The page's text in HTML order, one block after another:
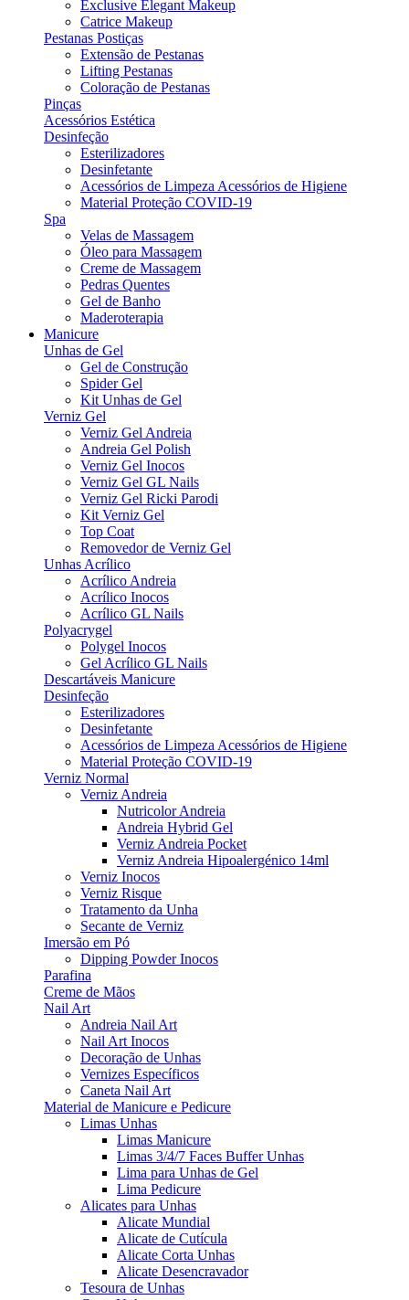
Exclusive Elegant Makeup
Catrice Makeup
Pestanas Postiças
Extensão de Pestanas
Lifting Pestanas
Coloração de Pestanas
Pinças
Acessórios Estética
Desinfeção
Esterilizadores
Desinfetante
Acessórios de Limpeza Acessórios de Higiene
Material Proteção COVID-19
Spa
Velas de Massagem
Óleo para Massagem
Creme de Massagem
Pedras Quentes
Gel de Banho
Maderoterapia
Manicure
Unhas de Gel
Gel de Construção
Spider Gel
Kit Unhas de Gel
Verniz Gel
Verniz Gel Andreia
Andreia Gel Polish
Verniz Gel Inocos
Verniz Gel GL Nails
Verniz Gel Ricki Parodi
Kit Verniz Gel
Top Coat
Removedor de Verniz Gel
Unhas Acrílico
Acrílico Andreia
Acrílico Inocos
Acrílico GL Nails
Polyacrygel
Polygel Inocos
Gel Acrílico GL Nails
Descartáveis Manicure
Desinfeção
Esterilizadores
Desinfetante
Acessórios de Limpeza Acessórios de Higiene
Material Proteção COVID-19
Verniz Normal
Verniz Andreia
Nutricolor Andreia
Andreia Hybrid Gel
Verniz Andreia Pocket
Verniz Andreia Hipoalergénico 14ml
Verniz Inocos
Verniz Risque
Tratamento da Unha
Secante de Verniz
Imersão em Pó
Dipping Powder Inocos
Parafina
Creme de Mãos
Nail Art
Andreia Nail Art
Nail Art Inocos
Decoração de Unhas
Vernizes Específicos
Caneta Nail Art
Material de Manicure e Pedicure
Limas Unhas
Limas Manicure
Limas 3/4/7 Faces Buffer Unhas
Lima para Unhas de Gel
Lima Pedicure
Alicates para Unhas
Alicate Mundial
Alicate de Cutícula
Alicate Corta Unhas
Alicate Desencravador
Tesoura de Unhas